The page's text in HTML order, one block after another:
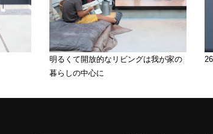
明るくて開放的なリビングは我が家の
暮らしの中心に